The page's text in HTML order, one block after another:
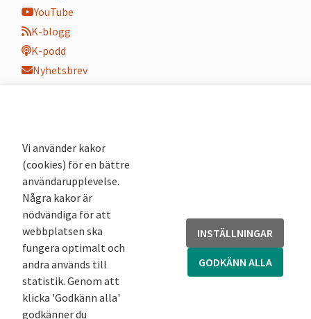
YouTube
K-blogg
K-podd
Nyhetsbrev
Fornsök
Fornreg
Bebyggelseregistret
Runor
Kringla
Vi använder kakor
(cookies) för en bättre
användarupplevelse.
Några kakor är
nödvändiga för att
webbplatsen ska
fungera optimalt och
andra används till
statistik. Genom att
klicka 'Godkänn alla'
godkänner du
INSTÄLLNINGAR
GODKÄNN ALLA